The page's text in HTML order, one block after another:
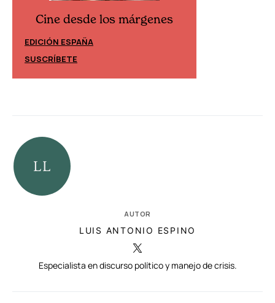
Cine desde los márgenes
EDICIÓN ESPAÑA
SUSCRÍBETE
AUTOR
LUIS ANTONIO ESPINO
Especialista en discurso político y manejo de crisis.